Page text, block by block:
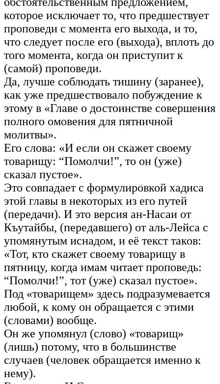
которое исключает то, что предшествует
проповеди с момента его выхода, и то,
что следует после его (выхода), вплоть до
того момента, когда он приступит к
(самой) проповеди.
Да, лучше соблюдать тишину (заранее),
как уже предшествовало побуждение к
этому в «Главе о достоинстве совершения
полного омовения для пятничной
молитвы».
Его слова: «И если он скажет своему
товарищу: “Помолчи!”, то он (уже)
сказал пустое».
Это совпадает с формулировкой хадиса
этой главы в некоторых из его путей
(передачи). И это версия ан-Насаи от
Къутайбы, (передавшего) от аль-Лейса с
упомянутым иснадом, и её текст таков:
«Тот, кто скажет своему товарищу в
пятницу, когда имам читает проповедь:
“Помолчи!”, тот (уже) сказал пустое».
Под «товарищем» здесь подразумевается
любой, к кому он обращается с этими
(словами) вообще.
Он же упомянул (слово) «товарищ»
(лишь) потому, что в большинстве
случаев (человек обращается именно к
нему).